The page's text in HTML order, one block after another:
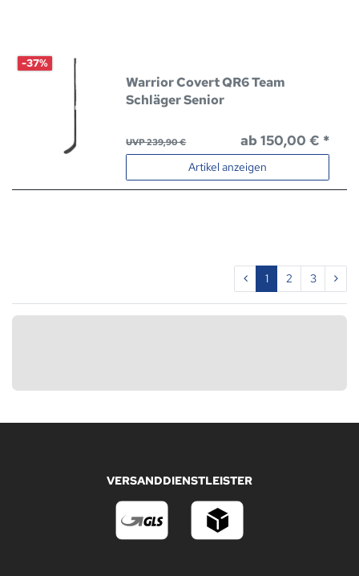
-37%
Warrior Covert QR6 Team
Schläger Senior
UVP 239,90 € ab 150,00 € *
Artikel anzeigen
1 2 3
VERSANDDIENSTLEISTER